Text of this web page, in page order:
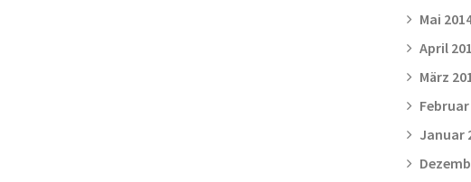
Mai
April
März
Februar
Januar